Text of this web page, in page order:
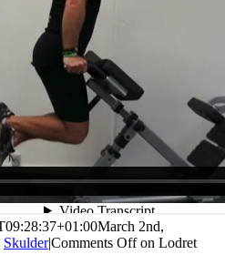
March 2nd,
Skulder|Comments Offon Lodret